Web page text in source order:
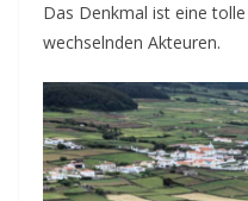
Das Denkmal ist eine
wechselnden Akteuren.